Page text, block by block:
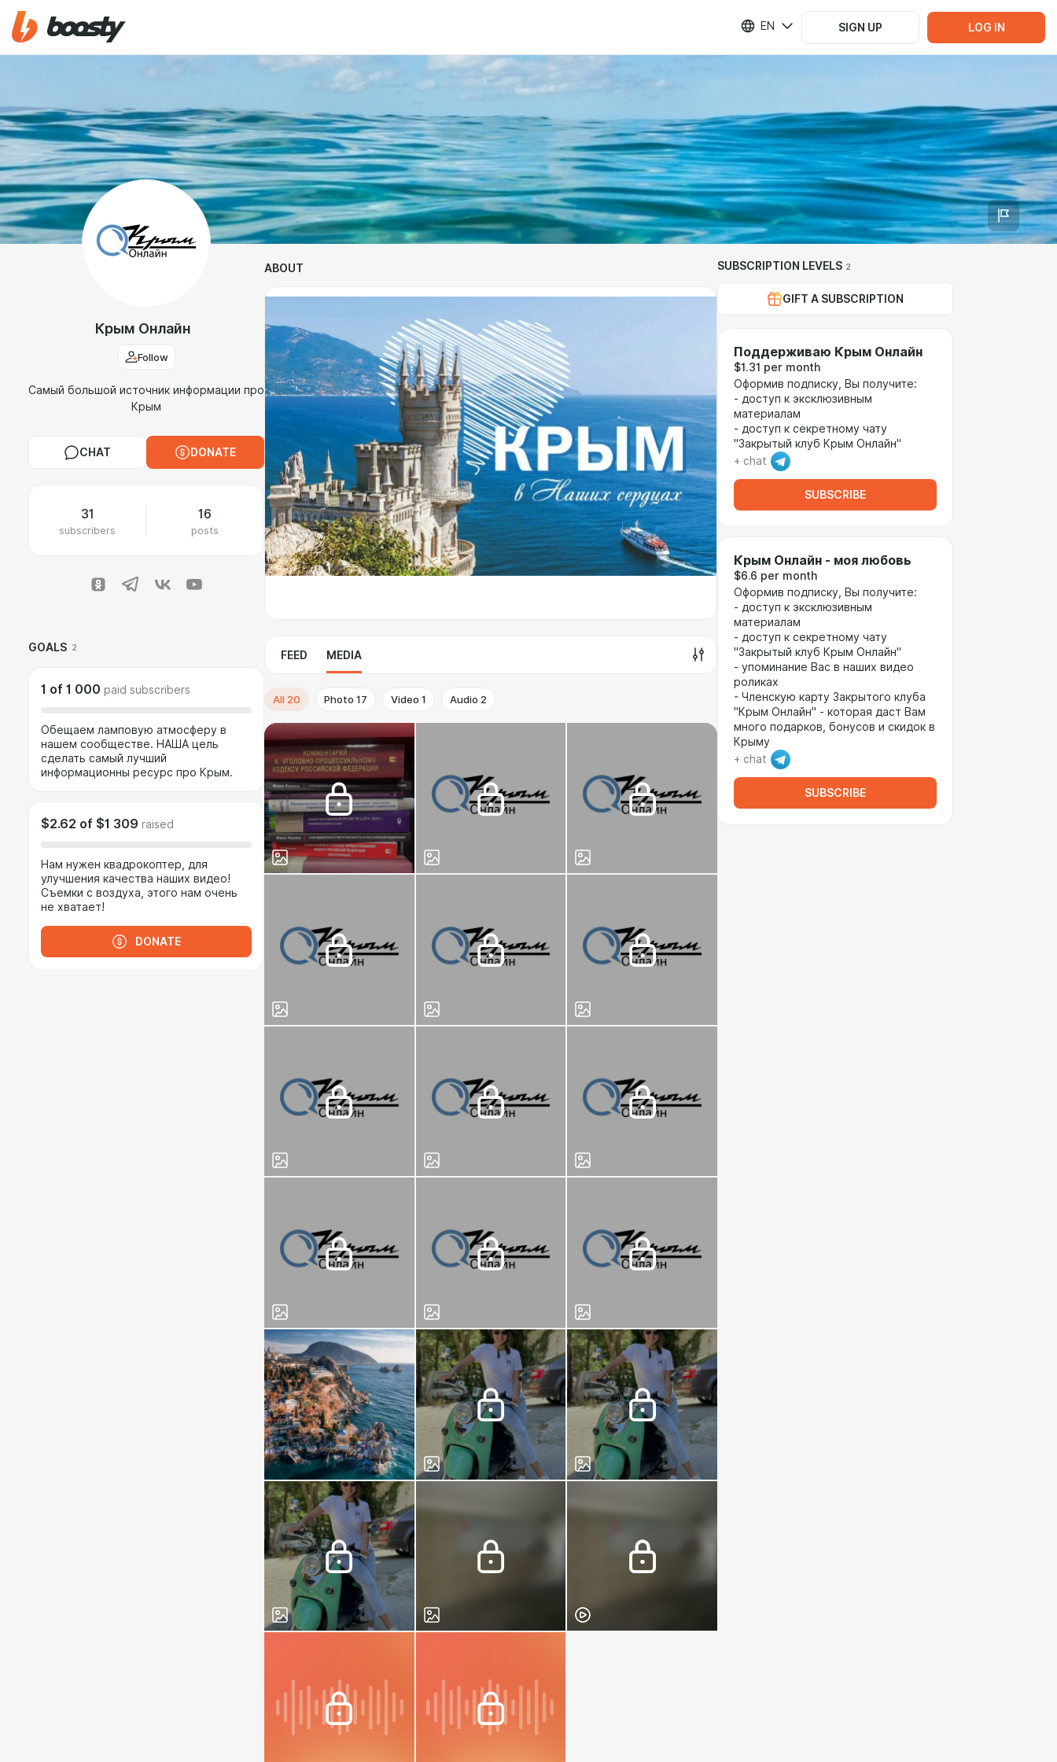
EN SIGN UP LOG IN
Крым Онлайн
Follow
Самый большой источник информации про
Крым
CHAT DONATE
31
subscribers
16
posts
GOALS 2
1 of 1 000 paid subscribers
Обещаем ламповую атмосферу в
нашем сообществе. НАША цель
сделать самый лучший
информационны ресурс про Крым.
$2.62 of $1 309 raised
Нам нужен квадрокоптер, для
улучшения качества наших видео!
Съемки с воздуха, этого нам очень
не хватает!
DONATE
ABOUT
FEED MEDIA
All 20 Photo 17 Video 1 Audio 2
SUBSCRIPTION LEVELS 2
GIFT A SUBSCRIPTION
Поддерживаю Крым Онлайн
$1.31 per month
Оформив подписку, Вы получите:
- доступ к эксклюзивным
материалам
- доступ к секретному чату
"Закрытый клуб Крым Онлайн"
+ chat
SUBSCRIBE
Крым Онлайн - моя любовь
$6.6 per month
Оформив подписку, Вы получите:
- доступ к эксклюзивным
материалам
- доступ к секретному чату
"Закрытый клуб Крым Онлайн"
- упоминание Вас в наших видео
роликах
- Членскую карту Закрытого клуба
"Крым Онлайн" - которая даст Вам
много подарков, бонусов и скидок в
Крыму
+ chat
SUBSCRIBE